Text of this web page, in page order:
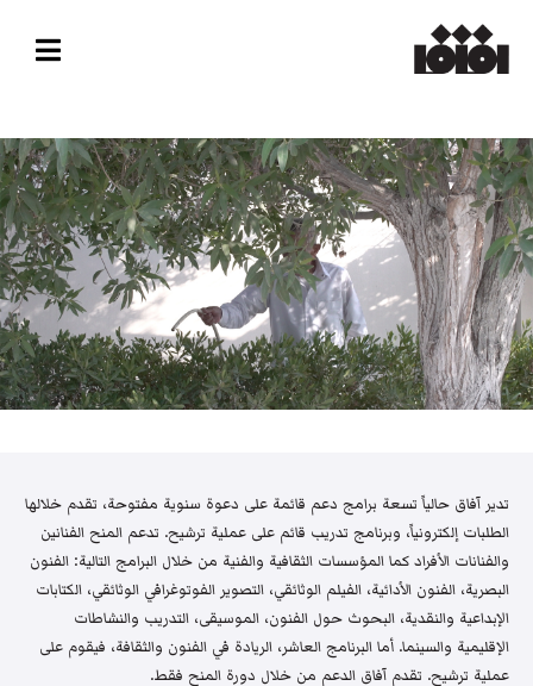
تدير آفاق حالياً تسعة برامج دعم قائمة على دعوة سنوية مفتوحة، تقدم خلالها
الطلبات إلكترونياً، وبرنامج تدريب قائم على عملية ترشيح. تدعم المنح الفنانين
والفنانات الأفراد كما المؤسسات الثقافية والفنية من خلال البرامج التالية: الفنون
البصرية، الفنون الأدائية، الفيلم الوثائقي، التصوير الفوتوغرافي الوثائقي، الكتابات
الإبداعية والنقدية، البحوث حول الفنون، الموسيقى، التدريب والنشاطات
الإقليمية والسينما. أما البرنامج العاشر، الريادة في الفنون والثقافة، فيقوم على
عملية ترشيح. تقدم آفاق الدعم من خلال دورة المنح فقط.